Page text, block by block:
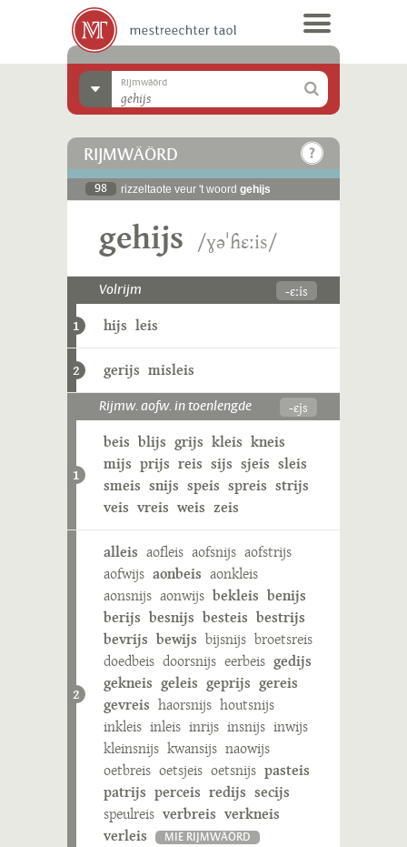
Rijmwäörd
RIJMWÄÖRD
98 rizzeltaote veur 't woord gehijs
gehijs /ɣəˈɦɛːis/
Volrijm -ɛːis
1 hijs leis
2 gerijs misleis
Rijmw. aofw. in toenlengde -ɛjs
1
beis blijs grijs kleis kneis
mijs prijs reis sijs sjeis sleis
smeis snijs speis spreis strijs
veis vreis weis zeis
2
alleis aofleis aofsnijs aofstrijs
aofwijs aonbeis aonkleis
aonsnijs aonwijs bekleis benijs
berijs besnijs besteis bestrijs
bevrijs bewijs bijsnijs broetsreis
doedbeis doorsnijs eerbeis gedijs
gekneis geleis geprijs gereis
gevreis haorsnijs houtsnijs
inkleis inleis inrijs insnijs inwijs
kleinsnijs kwansijs naowijs
oetbreis oetsjeis oetsnijs pasteis
patrijs perceis redijs secijs
speulreis verbreis verkneis
verleis
MIE RIJMWÄÖRD